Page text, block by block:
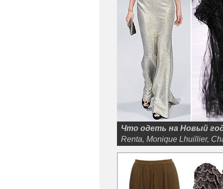
Что одеть на Новый
Renta, Monique Lhuillier,